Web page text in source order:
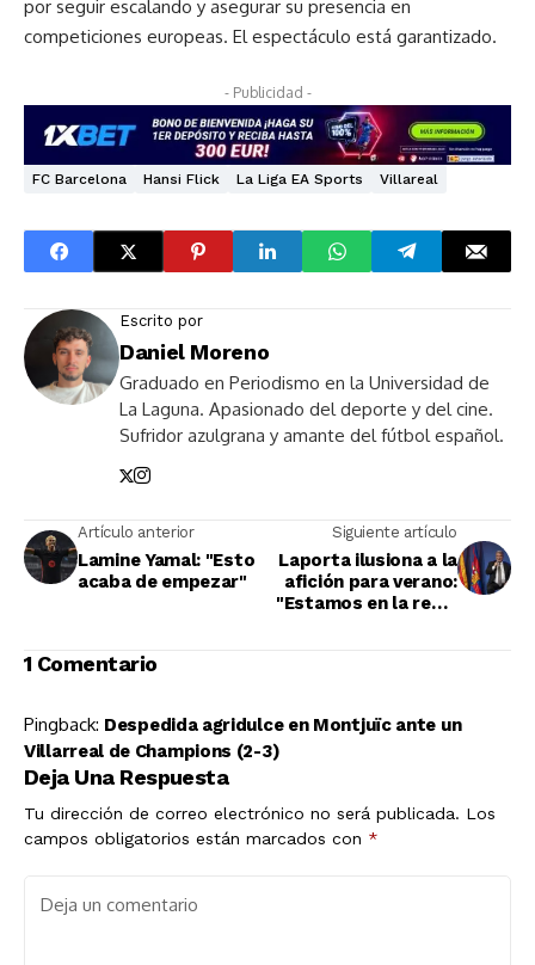
por seguir escalando y asegurar su presencia en
competiciones europeas. El espectáculo está garantizado.
- Publicidad -
FC Barcelona Hansi Flick La Liga EA Sports Villareal
Escrito por
Daniel Moreno
Graduado en Periodismo en la Universidad de
La Laguna. Apasionado del deporte y del cine.
Sufridor azulgrana y amante del fútbol español.
Artículo anterior
Lamine Yamal: "Esto
acaba de empezar"
Siguiente artículo
Laporta ilusiona a la
afición para verano:
"Estamos en la regla
1 Comentario
Pingback: Despedida agridulce en Montjuïc ante un
Villarreal de Champions (2-3)
Deja Una Respuesta
Tu dirección de correo electrónico no será publicada. Los
campos obligatorios están marcados con *